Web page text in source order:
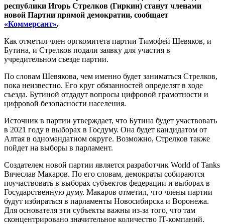
республики Игорь Стрелков (Гиркин) станут членами
новой Партии прямой демократии, сообщает
«Коммерсант».
Как отметил член оргкомитета партии Тимофей Шевяков, и
Бутина, и Стрелков подали заявку для участия в
учредительном съезде партии.
По словам Шевякова, чем именно будет заниматься Стрелков,
пока неизвестно. Его круг обязанностей определят в ходе
съезда. Бутиной отдадут вопросы цифровой грамотности и
цифровой безопасности населения.
Источник в партии утверждает, что Бутина будет участвовать
в 2021 году в выборах в Госдуму. Она будет кандидатом от
Алтая в одномандатном округе. Возможно, Стрелков также
пойдет на выборы в парламент.
Создателем новой партии является разработчик World of Tanks
Вячеслав Макаров. По его словам, демократы собираются
поучаствовать в выборах субъектов федерации и выборах в
Государственную думу. Макаров отметил, что члены партии
будут избираться в парламенты Новосибирска и Воронежа.
Для основателя эти субъекты важны из-за того, что там
сконцентрировано значительное количество IT-компаний.